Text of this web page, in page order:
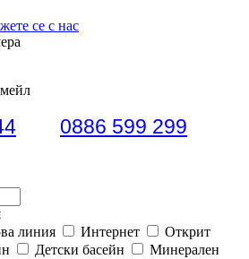
се с нас
0886 599 299
линия Интернет
Открит
Детски басейн
Минерален